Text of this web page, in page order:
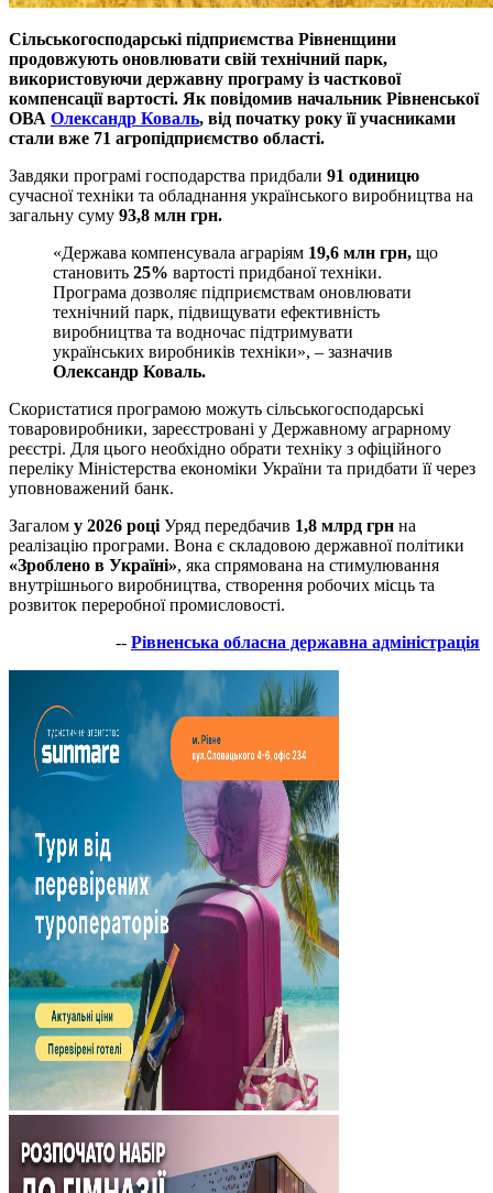
Сільськогосподарські підприємства Рівненщини
продовжують оновлювати свій технічний парк,
використовуючи державну програму із часткової
компенсації вартості. Як повідомив начальник Рівненської
ОВА Олександр Коваль, від початку року її учасниками
стали вже 71 агропідприємство області.
Завдяки програмі господарства придбали 91 одиницю
сучасної техніки та обладнання українського виробництва на
загальну суму 93,8 млн грн.
«Держава компенсувала аграріям 19,6 млн грн, що
становить 25% вартості придбаної техніки.
Програма дозволяє підприємствам оновлювати
технічний парк, підвищувати ефективність
виробництва та водночас підтримувати
українських виробників техніки», – зазначив
Олександр Коваль.
Скористатися програмою можуть сільськогосподарські
товаровиробники, зареєстровані у Державному аграрному
реєстрі. Для цього необхідно обрати техніку з офіційного
переліку Міністерства економіки України та придбати її через
уповноважений банк.
Загалом у 2026 році Уряд передбачив 1,8 млрд грн на
реалізацію програми. Вона є складовою державної політики
«Зроблено в Україні», яка спрямована на стимулювання
внутрішнього виробництва, створення робочих місць та
розвиток переробної промисловості.
-- Рівненська обласна державна адміністрація